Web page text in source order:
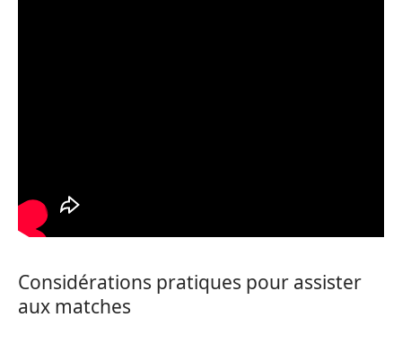
Considérations pratiques pour assister
aux matches